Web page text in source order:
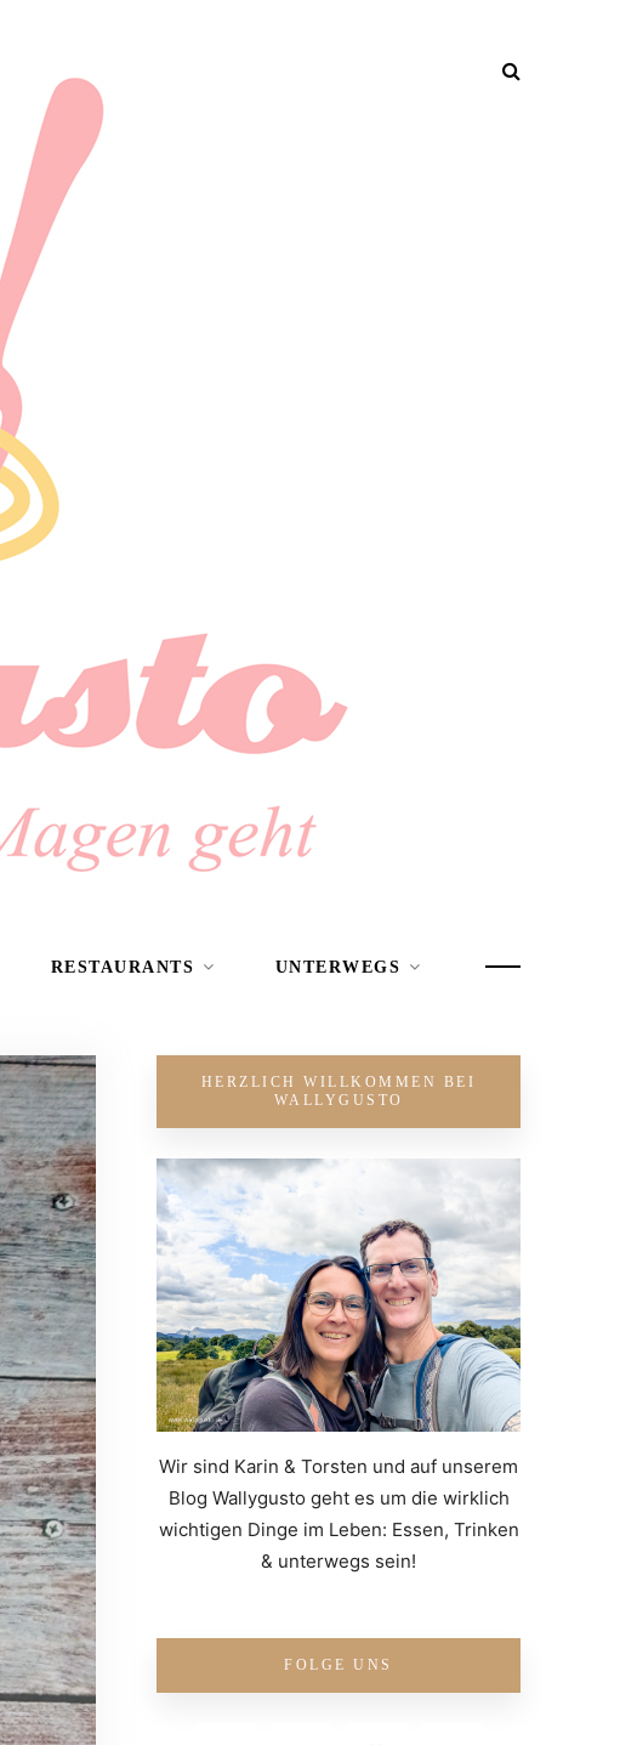
RESTAURANTS UNTERWEGS
HERZLICH WILLKOMMEN BEI
WALLYGUSTO
Wir sind Karin & Torsten und auf unserem
Blog Wallygusto geht es um die wirklich
wichtigen Dinge im Leben: Essen, Trinken
& unterwegs sein!
FOLGE UNS